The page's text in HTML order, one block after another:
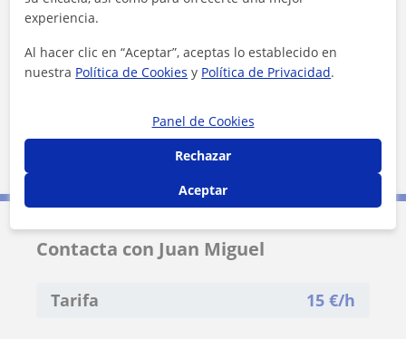
+ −
Leaflet| ©
Contacta con Juan Miguel
Tarifa 15 €/h
experiencia.
Al hacer clic en “Aceptar”, aceptas lo establecido en
nuestra Política de Cookies y Política de Privacidad.
Panel de Cookies
Rechazar
Aceptar